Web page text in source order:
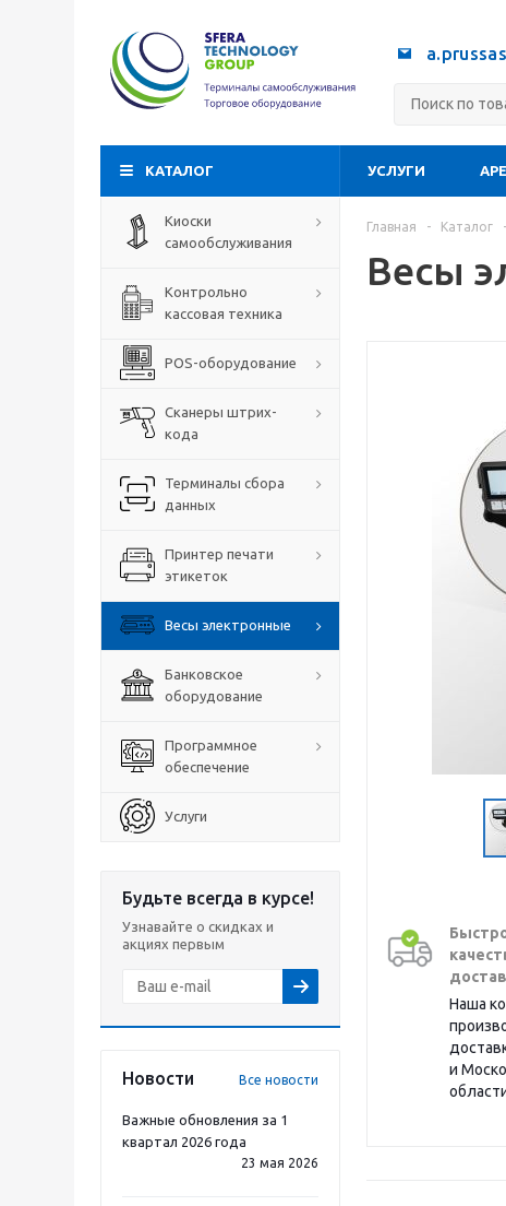
КАТАЛОГ УСЛУГИ
Киоски
самообслуживания
Контрольно
кассовая техника
POS-оборудование
Сканеры штрих-
кода
Терминалы сбора
данных
Принтер печати
этикеток
Весы электронные
Банковское
оборудование
Программное
обеспечение
Услуги
Будьте всегда в курсе!
Узнавайте о скидках и
акциях первым
Новости Все новости
Важные обновления за 1
квартал 2026 года
23 мая 2026
Главная - Каталог -
Весы
Наша
и